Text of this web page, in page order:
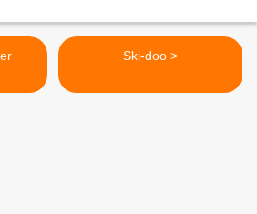
Ski-doo >